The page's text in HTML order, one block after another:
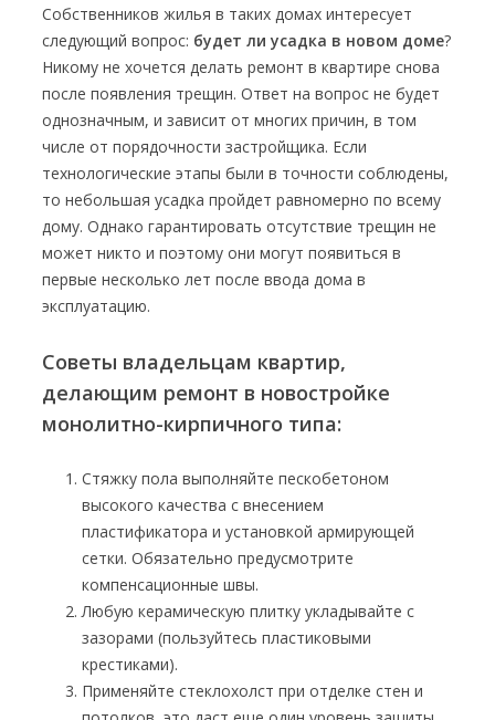
Собственников жилья в таких домах интересует
следующий вопрос: будет ли усадка в новом доме?
Никому не хочется делать ремонт в квартире снова
после появления трещин. Ответ на вопрос не будет
однозначным, и зависит от многих причин, в том
числе от порядочности застройщика. Если
технологические этапы были в точности соблюдены,
то небольшая усадка пройдет равномерно по всему
дому. Однако гарантировать отсутствие трещин не
может никто и поэтому они могут появиться в
первые несколько лет после ввода дома в
эксплуатацию.
Советы владельцам квартир,
делающим ремонт в новостройке
монолитно-кирпичного типа:
Стяжку пола выполняйте пескобетоном
высокого качества с внесением
пластификатора и установкой армирующей
сетки. Обязательно предусмотрите
компенсационные швы.
Любую керамическую плитку укладывайте с
зазорами (пользуйтесь пластиковыми
крестиками).
Применяйте стеклохолст при отделке стен и